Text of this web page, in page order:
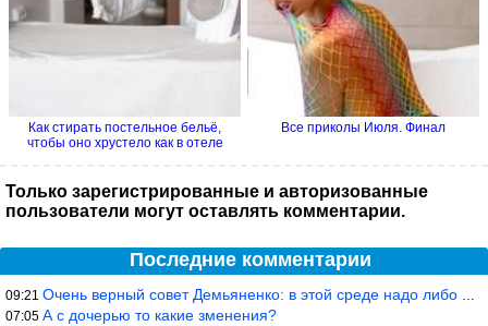
Как стирать постельное бельё,
чтобы оно хрустело как в отеле
Все приколы Июля. Финал
Только зарегистрированные и авторизованные
пользователи могут оставлять комментарии.
Последние комментарии
09:21 Очень верный совет Демьяненко: в этой среде надо либо иметь зубы
07:05 А с дочерью то какие зменения?